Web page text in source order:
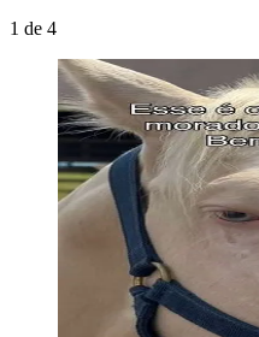
1 de 4